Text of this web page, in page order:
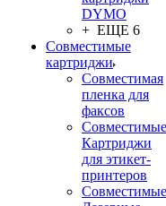
DYMO
+ ЕЩЕ 6
Совместимые
картриджи
Совместимая
пленка для
факсов
Совместимые
Картриджи
для этикет-
принтеров
Совместимые